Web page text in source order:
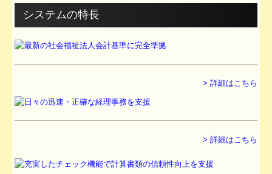
職員紹介
社会福祉法人の皆様へ
システムの特長
> 詳細はこちら
> 詳細はこちら